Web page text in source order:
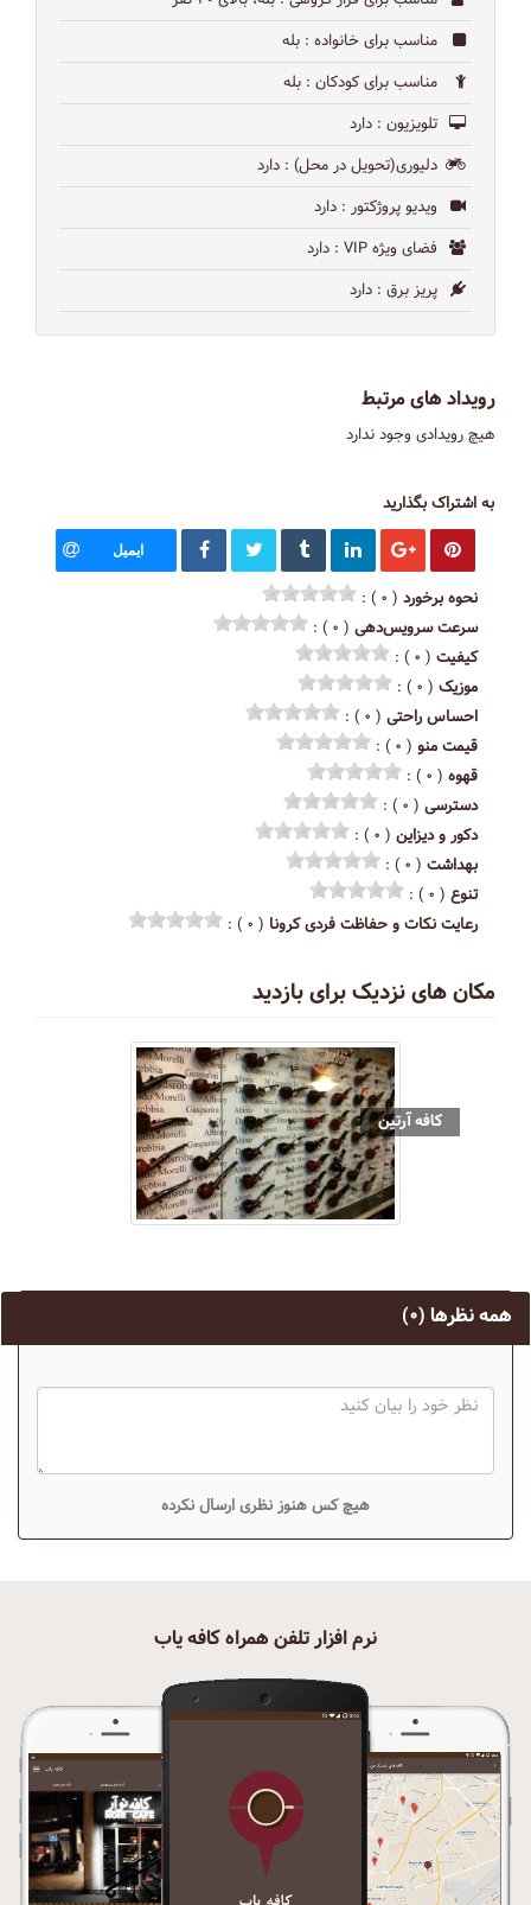
مناسب برای خانواده : بله
مناسب برای کودکان : بله
تلویزیون : دارد
دلیوری(تحویل در محل) : دارد
ویدیو پروژکتور : دارد
فضای ویژه VIP
: دارد
پریز برق : دارد
رویداد های مرتبط
هیچ رویدادی وجود ندارد
به اشتراک بگذارید
ایمیل
نحوه برخورد ( ۰ ) :
سرعت سرویس‌دهی ( ۰ ) :
کیفیت ( ۰ ) :
موزیک ( ۰ ) :
احساس راحتی ( ۰ ) :
قیمت منو ( ۰ ) :
قهوه ( ۰ ) :
دسترسی ( ۰ ) :
دکور و دیزاین ( ۰ ) :
بهداشت ( ۰ ) :
تنوع ( ۰ ) :
رعایت نکات و حفاظت فردی کرونا ( ۰ ) :
مکان های نزدیک برای بازدید
کافه آرتین
همه نظرها (۰)
هیچ کس هنوز نظری ارسال نکرده
نرم افزار تلفن همراه کافه یاب